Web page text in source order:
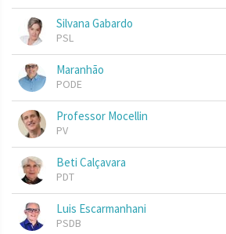
Silvana Gabardo
PSL
Maranhão
PODE
Professor Mocellin
PV
Beti Calçavara
PDT
Luis Escarmanhani
PSDB